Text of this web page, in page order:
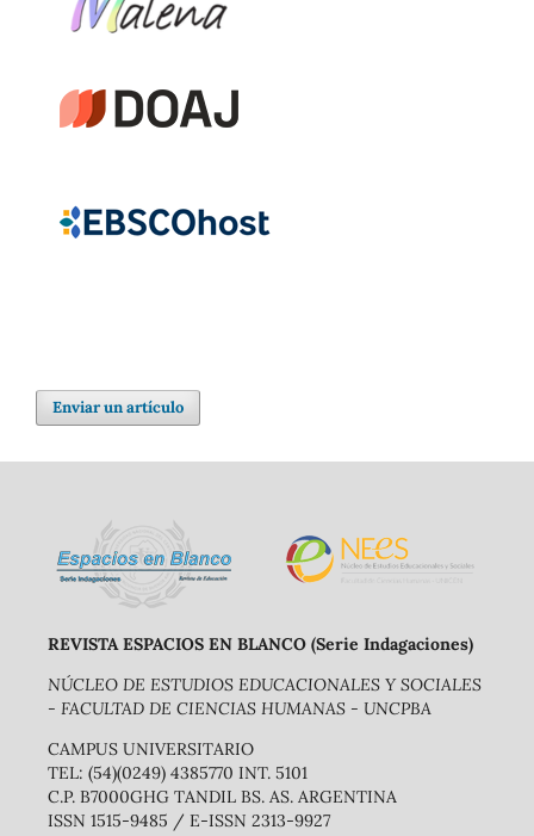
Enviar un artículo
REVISTA ESPACIOS EN BLANCO (Serie Indagaciones)
NÚCLEO DE ESTUDIOS EDUCACIONALES Y SOCIALES
- FACULTAD DE CIENCIAS HUMANAS - UNCPBA
CAMPUS UNIVERSITARIO
TEL: (54)(0249) 4385770 INT. 5101
C.P. B7000GHG TANDIL BS. AS. ARGENTINA
ISSN 1515-9485 / E-ISSN 2313-9927